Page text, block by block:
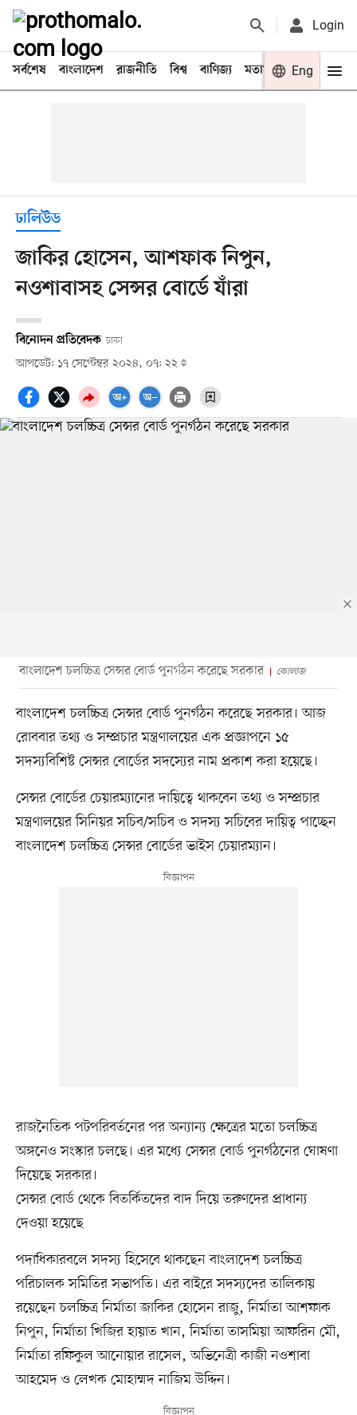
Login
সর্বশেষ বাংলাদেশ রাজনীতি বিশ্ব বাণিজ্য মতামত খেলা
Eng
ঢালিউড
জাকির হোসেন, আশফাক নিপুন,
নওশাবাসহ সেন্সর বোর্ডে যাঁরা
বিনোদন প্রতিবেদক ঢাকা
আপডেট: ১৭ সেপ্টেম্বর ২০২৪, ০৭: ২২
বাংলাদেশ চলচ্চিত্র সেন্সর বোর্ড পুনর্গঠন করেছে সরকার কোলাজ
বাংলাদেশ চলচ্চিত্র সেন্সর বোর্ড পুনর্গঠন করেছে সরকার। আজ
রোববার তথ্য ও সম্প্রচার মন্ত্রণালয়ের এক প্রজ্ঞাপনে ১৫
সদস্যবিশিষ্ট সেন্সর বোর্ডের সদস্যের নাম প্রকাশ করা হয়েছে।
সেন্সর বোর্ডের চেয়ারম্যানের দায়িত্বে থাকবেন তথ্য ও সম্প্রচার
মন্ত্রণালয়ের সিনিয়র সচিব/সচিব ও সদস্য সচিবের দায়িত্ব পাচ্ছেন
বাংলাদেশ চলচ্চিত্র সেন্সর বোর্ডের ভাইস চেয়ারম্যান।
রাজনৈতিক পটপরিবর্তনের পর অন্যান্য ক্ষেত্রের মতো চলচ্চিত্র
অঙ্গনেও সংস্কার চলছে। এর মধ্যে সেন্সর বোর্ড পুনর্গঠনের ঘোষণা
দিয়েছে সরকার।
সেন্সর বোর্ড থেকে বিতর্কিতদের বাদ দিয়ে তরুণদের প্রাধান্য
দেওয়া হয়েছে
পদাধিকারবলে সদস্য হিসেবে থাকছেন বাংলাদেশ চলচ্চিত্র
পরিচালক সমিতির সভাপতি। এর বাইরে সদস্যদের তালিকায়
রয়েছেন চলচ্চিত্র নির্মাতা জাকির হোসেন রাজু, নির্মাতা আশফাক
নিপুন, নির্মাতা খিজির হায়াত খান, নির্মাতা তাসমিয়া আফরিন মৌ,
নির্মাতা রফিকুল আনোয়ার রাসেল, অভিনেত্রী কাজী নওশাবা
আহমেদ ও লেখক মোহাম্মদ নাজিম উদ্দিন।